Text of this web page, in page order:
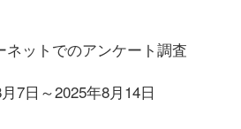
ットでのアンケート調査
7日～2025年8月14日